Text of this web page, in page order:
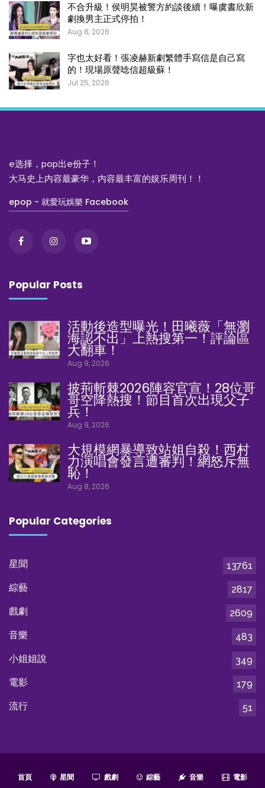
不合升級！侯明昊被警方約談後續！曝虞書欣新
劇換男主正式停拍！
Aug 8, 2026
字也太好看！張凌赫新劇繁體手寫信是自己寫
的！現場原聲唸信超級蘇！
Jul 25, 2026
e选择，pop出e份子！
大马史上内容最豪华，内容最丰富的娱乐周刊！！
epop - 就愛玩娛樂 Facebook
Popular Posts
活動後造型曝光！田曦薇「無瀏
海認不出」上熱搜第一！評論區
大翻車！
Aug 9, 2026
披荊斬棘2026陣容官宣！28位哥
哥空降熱搜！節目首次出現父子
兵！
Aug 9, 2026
大規模網暴導致站姐自殺！西村
力演唱會發言遭審判！網怒斥無
恥！
Aug 8, 2026
Popular Categories
星聞
13761
綜藝
2817
戲劇
2609
音樂
483
小姐姐說
349
電影
179
流行
51
首頁 星聞 戲劇 綜藝 音樂 電影